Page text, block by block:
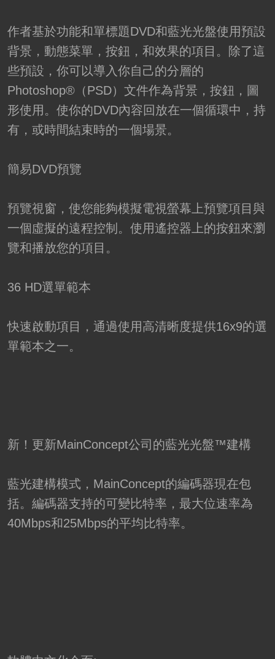
作者基於功能和單標題DVD和藍光光盤使用預設
背景，動態菜單，按鈕，和效果的項目。除了這
些預設，你可以導入你自己的分層的
Photoshop®（PSD）文件作為背景，按鈕，圖
形使用。使你的DVD內容回放在一個循環中，持
有，或時間結束時的一個場景。
簡易DVD預覽
預覽視窗，使您能夠模擬電視螢幕上預覽項目與
一個虛擬的遠程控制。使用遙控器上的按鈕來瀏
覽和播放您的項目。
36 HD選單範本
快速啟動項目，通過使用高清晰度提供16x9的選
單範本之一。
新！更新MainConcept公司的藍光光盤™建構
藍光建構模式，MainConcept的編碼器現在包
括。編碼器支持的可變比特率，最大位速率為
40Mbps和25Mbps的平均比特率。